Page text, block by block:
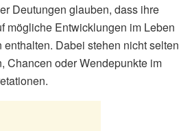
Deutungen glauben, dass ihre
mögliche Entwicklungen im Leben
Dabei stehen nicht selten
Chancen oder Wendepunkte im